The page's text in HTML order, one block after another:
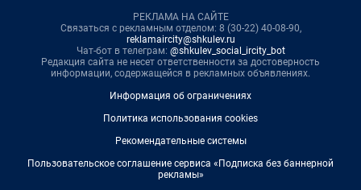
РЕКЛАМА НА САЙТЕ
Связаться с рекламным отделом: 8 (30-22) 40-08-90,
reklamaircity@shkulev.ru
Чат-бот в телеграм: @shkulev_social_ircity_bot
Редакция сайта не несет ответственности за достоверность
информации, содержащейся в рекламных объявлениях.
Информация об ограничениях
Политика использования cookies
Рекомендательные системы
Пользовательское соглашение сервиса «Подписка без баннерной
рекламы»